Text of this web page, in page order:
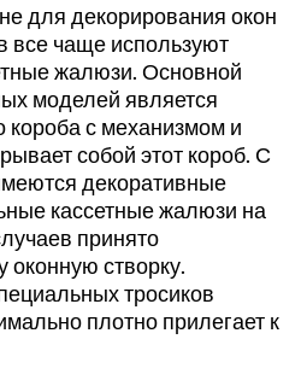
для декорирования окон
все чаще используют
жалюзи. Основной
моделей является
короба с механизмом и
собой этот короб. С
декоративные
кассетные жалюзи на
принято
оконную створку.
тросиков
плотно прилегает к